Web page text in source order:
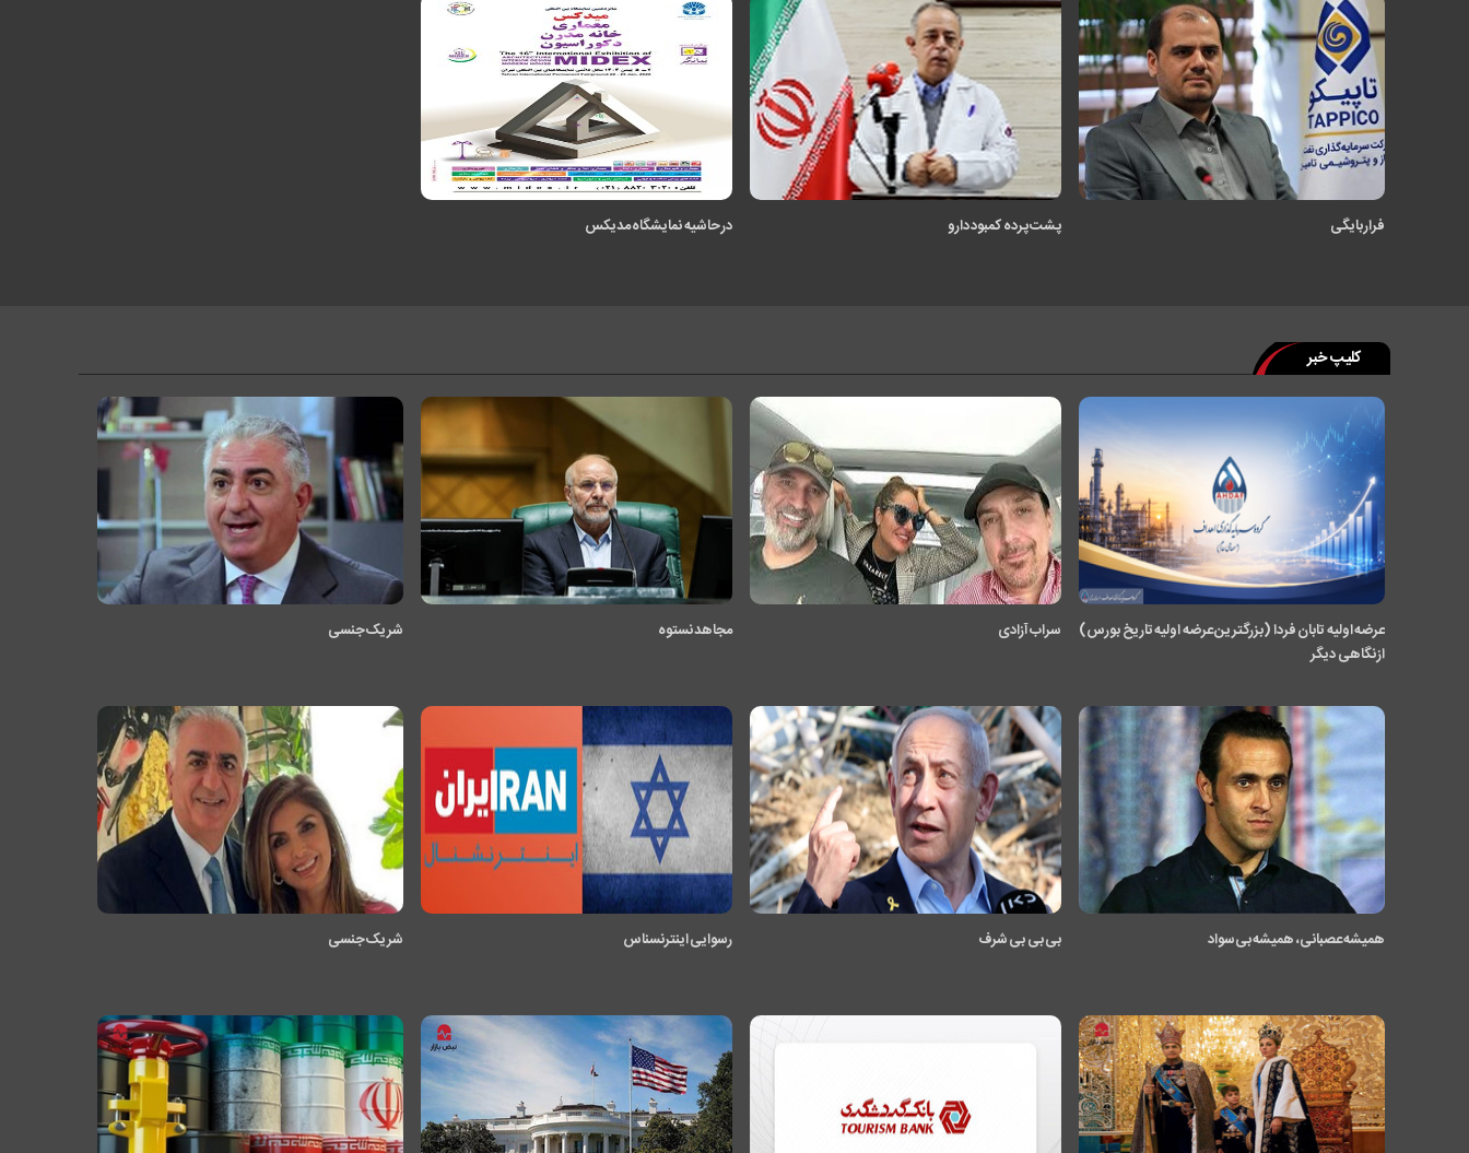
فرار بایگی پشت پرده کمبود دارو در حاشیه نمایشگاه مدیکس
کلیپ خبر
عرضه اولیه تابان فردا (بزرگترین عرضه اولیه تاریخ بورس)
از نگاهی دیگر
سراب آزادی مجاهد نستوه شریک جنسی
همیشه عصبانی، همیشه بی‌سواد بی بی بی شرف رسوایی اینترنسناس شریک جنسی